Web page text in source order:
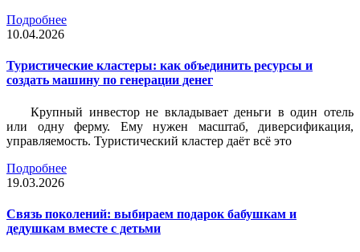
Подробнее
10.04.2026
Туристические кластеры: как объединить ресурсы и
создать машину по генерации денег
Крупный инвестор не вкладывает деньги в один отель
или одну ферму. Ему нужен масштаб, диверсификация,
управляемость. Туристический кластер даёт всё это
Подробнее
19.03.2026
Связь поколений: выбираем подарок бабушкам и
дедушкам вместе с детьми